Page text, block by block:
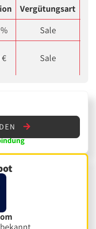
Vergütungsart
Sale
€ Sale